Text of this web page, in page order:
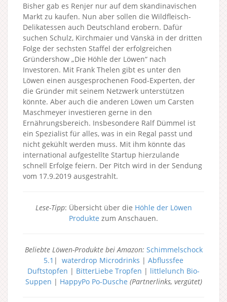
Bisher gab es Renjer nur auf dem skandinavischen
Markt zu kaufen. Nun aber sollen die Wildfleisch-
Delikatessen auch Deutschland erobern. Dafür
suchen Schulz, Kirchmaier und Vänskä in der dritten
Folge der sechsten Staffel der erfolgreichen
Gründershow „Die Höhle der Löwen“ nach
Investoren. Mit Frank Thelen gibt es unter den
Löwen einen ausgesprochenen Food-Experten, der
die Gründer mit seinem Netzwerk unterstützen
könnte. Aber auch die anderen Löwen um Carsten
Maschmeyer investieren gerne in den
Ernährungsbereich. Insbesondere Ralf Dümmel ist
ein Spezialist für alles, was in ein Regal passt und
nicht gekühlt werden muss. Mit ihm könnte das
international aufgestellte Startup hierzulande
schnell Erfolge feiern. Der Pitch wird in der Sendung
vom 17.9.2019 ausgestrahlt.
Lese-Tipp: Übersicht über die Höhle der Löwen
Produkte zum Anschauen.
Beliebte Löwen-Produkte bei Amazon: Schimmelschock
5.1 | waterdrop Microdrinks | Abflussfee
Duftstopfen | BitterLiebe Tropfen | littlelunch Bio-
Suppen | HappyPo Po-Dusche (Partnerlinks, vergütet)